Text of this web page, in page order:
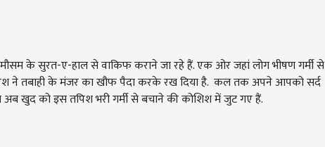
के सुरत-ए-हाल से वाकिफ कराने जा रहे हैं. एक ओर जहां लोग भीषण गर्मी से
ने तबाही के मंजर का खौफ पैदा करके रख दिया है. कल तक अपने आपको सर्द
खुद को इस तपिश भरी गर्मी से बचाने की कोशिश में जुट गए हैं.